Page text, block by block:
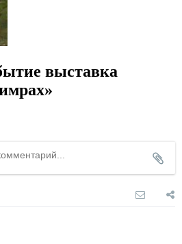
выставка